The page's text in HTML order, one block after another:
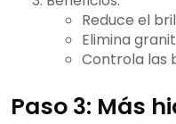
Reduce el
Elimina
Controla las
Paso 3: Más